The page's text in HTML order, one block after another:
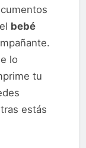
bebé
lo
tu
estás